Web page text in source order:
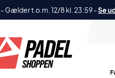
- Gælder t.o.m. 12/8 kl. 23:59-Se